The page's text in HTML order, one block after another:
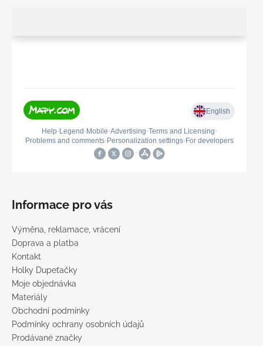
Informace pro vás
Výměna, reklamace, vrácení
Doprava a platba
Kontakt
Holky Dupeťačky
Moje objednávka
Materiály
Obchodní podmínky
Podmínky ochrany osobních údajů
Prodávané značky